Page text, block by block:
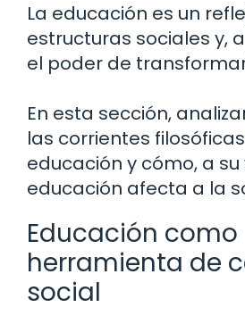
La educación es un
estructuras sociales y,
el poder de
En esta sección,
las corrientes
educación y cómo, a su
educación afecta a la
Educación como
herramienta de
social